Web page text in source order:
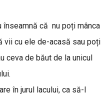
înseamnă că nu poți mânca
vii cu ele de-acasă sau poți
ceva de băut de la unicul
în jurul lacului, ca să-l